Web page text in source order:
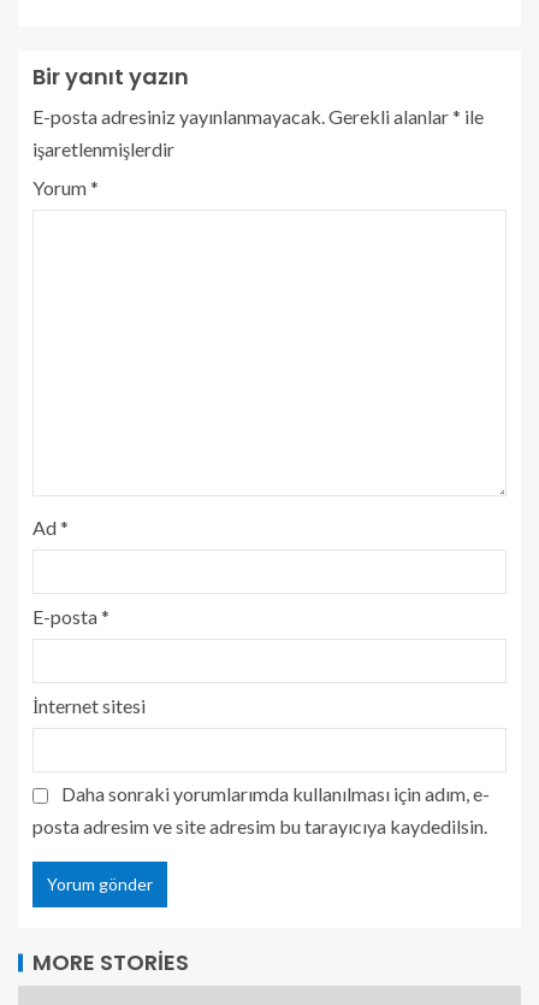
Bir yanıt yazın
E-posta adresiniz yayınlanmayacak. Gerekli alanlar* ile
işaretlenmişlerdir
Yorum*
Ad*
E-posta*
İnternet sitesi
Daha sonraki yorumlarımda kullanılması için adım, e-
posta adresim ve site adresim bu tarayıcıya kaydedilsin.
MORE STORIES